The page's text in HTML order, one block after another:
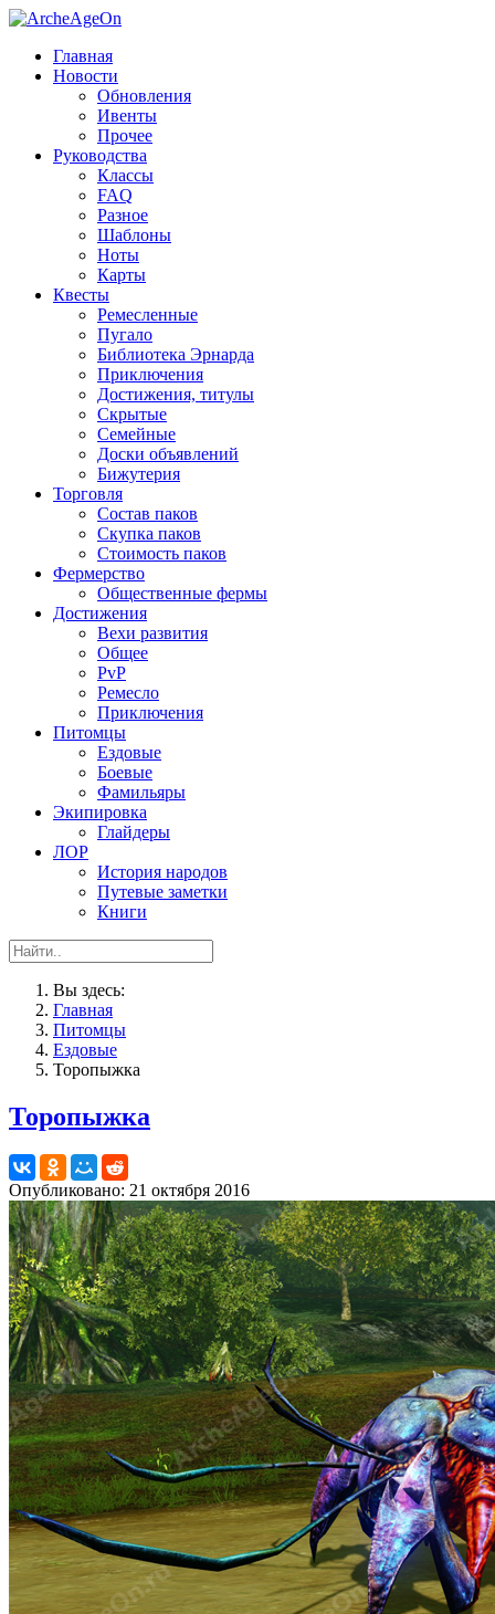
Главная
Новости
Обновления
Ивенты
Прочее
Руководства
Классы
FAQ
Разное
Шаблоны
Ноты
Карты
Квесты
Ремесленные
Пугало
Библиотека Эрнарда
Приключения
Достижения, титулы
Скрытые
Семейные
Доски объявлений
Бижутерия
Торговля
Состав паков
Скупка паков
Стоимость паков
Фермерство
Общественные фермы
Достижения
Вехи развития
Общее
PvP
Ремесло
Приключения
Питомцы
Ездовые
Боевые
Фамильяры
Экипировка
Глайдеры
ЛОР
История народов
Путевые заметки
Книги
Вы здесь:
Главная
Питомцы
Ездовые
Торопыжка
Торопыжка
Опубликовано: 21 октября 2016